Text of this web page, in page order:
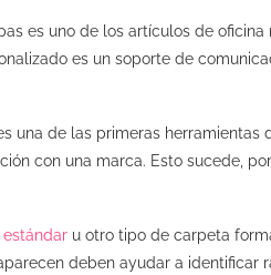
es uno de los artículos de
es un soporte de
una de las primeras
con una marca. Esto sucede,
u otro tipo de carpeta
deben ayudar a identificar